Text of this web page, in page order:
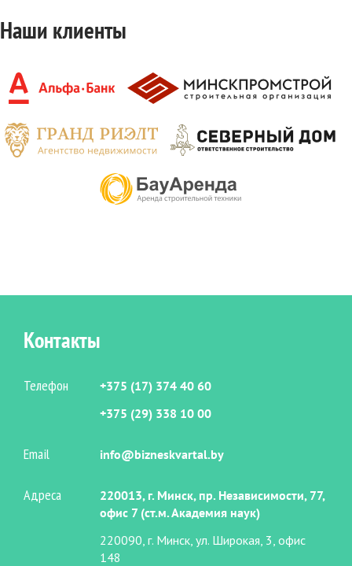
Наши клиенты
Контакты
Телефон
+375 (17) 374 40 60
+375 (29) 338 10 00
Email info@bizneskvartal.by
Адреса
220013, г. Минск, пр. Независимости, 77,
офис 7 (ст.м. Академия наук)
220090, г. Минск, ул. Широкая, 3, офис
148